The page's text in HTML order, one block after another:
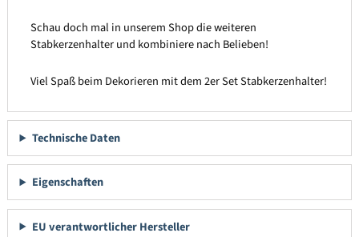
Schau doch mal in unserem Shop die weiteren
Stabkerzenhalter und kombiniere nach Belieben!
Viel Spaß beim Dekorieren mit dem 2er Set Stabkerzenhalter!
Technische Daten
Eigenschaften
EU verantwortlicher Hersteller